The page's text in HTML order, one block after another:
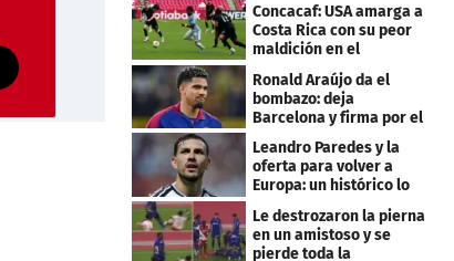
Concacaf: USA amarga a
Costa Rica con su peor
maldición en el
premundial Sub-20
Ronald Araújo da el
bombazo: deja
Barcelona y firma por el
club menos pensado
Leandro Paredes y la
oferta para volver a
Europa: un histórico lo
Le destrozaron la pierna
en un amistoso y se
pierde toda la